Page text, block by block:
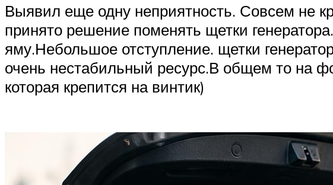
Выявил еще одну неприятность. Совсем не
принято решение поменять щетки
яму.Небольшое отступление. щетки
очень нестабильный ресурс.В общем то на
которая крепится на винтик)